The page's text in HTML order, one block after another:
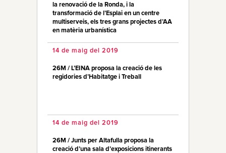
la renovació de la Ronda, i la
transformació de l’Esplai en un centre
multiserveis, els tres grans projectes d’AA
en matèria urbanística
14 de maig del 2019
26M / L’EINA proposa la creació de les
regidories d’Habitatge i Treball
14 de maig del 2019
26M / Junts per Altafulla proposa la
creació d’una sala d’exposicions itinerants